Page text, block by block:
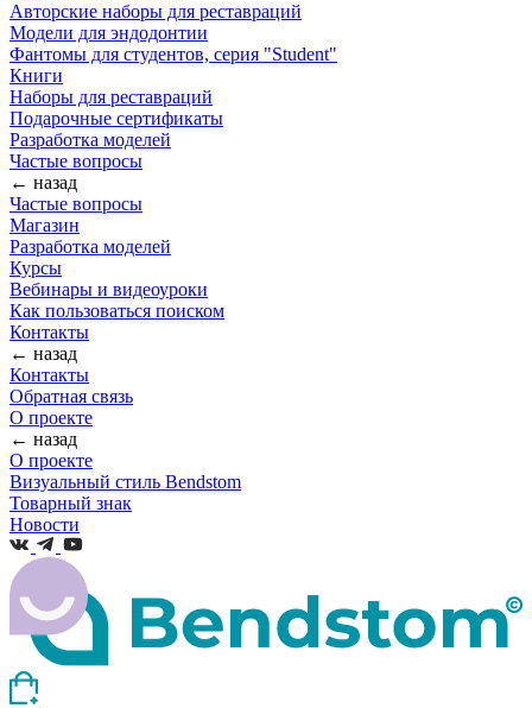
Авторские наборы для реставраций
Модели для эндодонтии
Фантомы для студентов, серия "Student"
Книги
Наборы для реставраций
Подарочные сертификаты
Разработка моделей
Частые вопросы
← назад
Частые вопросы
Магазин
Разработка моделей
Курсы
Вебинары и видеоуроки
Как пользоваться поиском
Контакты
← назад
Контакты
Обратная связь
О проекте
← назад
О проекте
Визуальный стиль Bendstom
Товарный знак
Новости